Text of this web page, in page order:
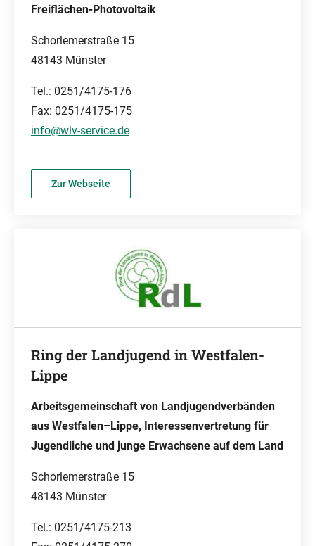
Freiflächen-Photovoltaik
Schorlemerstraße 15
48143 Münster
Tel.: 0251/4175-176
Fax: 0251/4175-175
info@wlv-service.de
Zur Webseite
Ring der Landjugend in Westfalen-
Lippe
Arbeitsgemeinschaft von Landjugendverbänden
aus Westfalen–Lippe, Interessenvertretung für
Jugendliche und junge Erwachsene auf dem Land
Schorlemerstraße 15
48143 Münster
Tel.: 0251/4175-213